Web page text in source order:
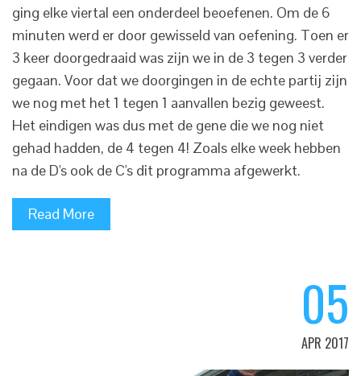
ging elke viertal een onderdeel beoefenen. Om de 6
minuten werd er door gewisseld van oefening. Toen er
3 keer doorgedraaid was zijn we in de 3 tegen 3 verder
gegaan. Voor dat we doorgingen in de echte partij zijn
we nog met het 1 tegen 1 aanvallen bezig geweest.
Het eindigen was dus met de gene die we nog niet
gehad hadden, de 4 tegen 4! Zoals elke week hebben
na de D's ook de C's dit programma afgewerkt.
Read More
05
APR 2017